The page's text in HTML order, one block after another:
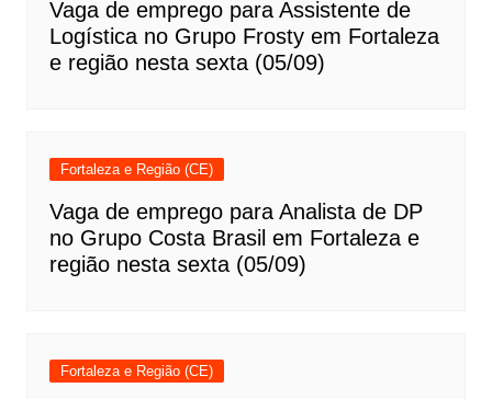
Vaga de emprego para Assistente de
Logística no Grupo Frosty em Fortaleza
e região nesta sexta (05/09)
Fortaleza e Região (CE)
Vaga de emprego para Analista de DP
no Grupo Costa Brasil em Fortaleza e
região nesta sexta (05/09)
Fortaleza e Região (CE)